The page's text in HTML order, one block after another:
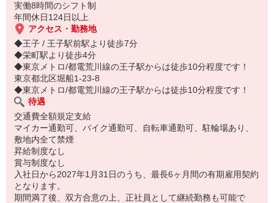
この機会にぜひチャレンジを♪
≪主なお仕事内容≫
・利用者様の見守り、移動・食事・入浴など身体介助
・レク補助、清掃・洗濯・配膳など生活援助、記録入力
・資格取得の学習（東京都介護職員就業促進事業）
実働8時間のシフト制
年間休日124日以上
アクセス・勤務地
◆王子 / 王子駅前駅より徒歩7分
◆栄町駅より徒歩4分
◆東京メトロ/都電荒川線の王子駅からは徒歩10分程度です！
東京都北区堀船1-23-8
◆東京メトロ/都電荒川線の王子駅からは徒歩10分程度です！
待遇
交通費全額規定支給
マイカー通勤可、バイク通勤可、自転車通勤可、駐輪場あり、
敷地内全て禁煙
昇給制度なし
賞与制度なし
入社日から2027年1月31日のうち、最長6ヶ月間の有期雇用契約
となります。
期間満了後、双方合意の上、正社員として継続勤務も可能で